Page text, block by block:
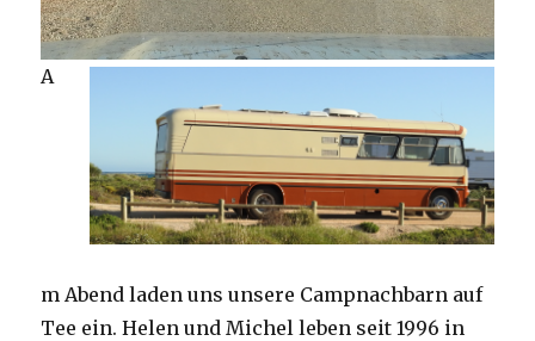
A
m Abend laden uns unsere Campnachbarn auf
Tee ein. Helen und Michel leben seit 1996 in